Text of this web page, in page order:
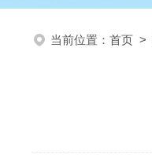
当前位置： 首页 >